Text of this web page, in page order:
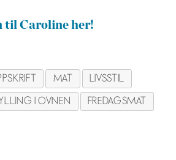
til Caroline her!
MAT
LIVSSTIL
I OVNEN
FREDAGSMAT